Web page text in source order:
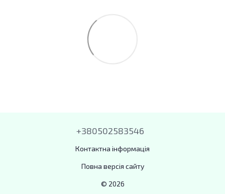
+380502583546
Контактна інформація
Повна версія сайту
© 2026